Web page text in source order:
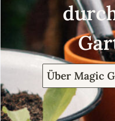
Über Magic